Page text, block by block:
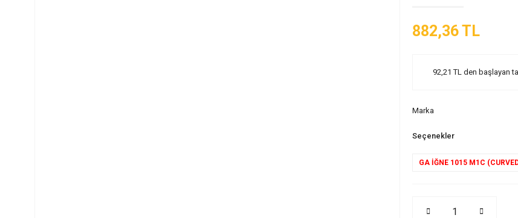
882,36 TL
92,21 TL den başlayan
Marka
Seçenekler
GA İĞNE 1015 M1C